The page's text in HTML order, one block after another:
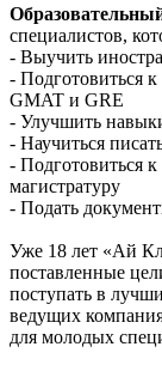
специалистов,
- Выучить
- Подготовиться
GMAT и GRE
- Улучшить
- Научиться
- Подготовиться
магистратуру
- Подать
Уже 18 лет «Ай
поставленные
поступать в
ведущих
для молодых